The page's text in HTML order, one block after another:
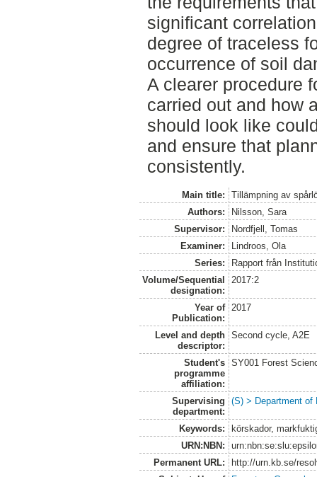
significant
degree of traceless
occurrence of soil
A clearer procedure
carried out and how
should look like
and ensure that
consistently.
Main title:
Tillämpning av
Authors:
Nilsson, Sara
Supervisor:
Nordfjell, Tomas
Examiner:
Lindroos, Ola
Series:
Rapport från
Volume/Sequential
designation:
2017:2
Year of
Publication:
2017
Level and depth
descriptor:
Second cycle, A2E
Student's
programme
affiliation:
SY001 Forest
Supervising
department:
(S) > Department of
Keywords:
körskador,
URN:NBN:
Permanent URL:
http://urn.kb.se/